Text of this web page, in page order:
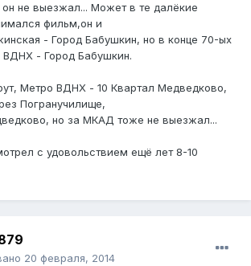
не выезжал... Может в те далёкие
фильм,он и
- Город Бабушкин, но в конце 70-ых
- Город Бабушкин.
Метро ВДНХ - 10 Квартал Медведково,
Погранучилище,
но за МКАД тоже не выезжал...
с удовольствием ещё лет 8-10
20 февраля, 2014